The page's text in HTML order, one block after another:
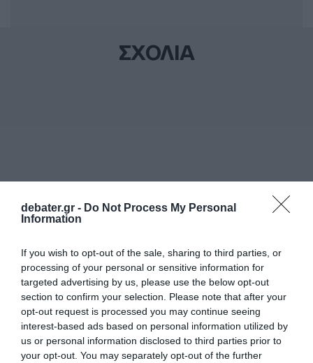
debater.gr - Do Not Process My Personal
Information
If you wish to opt-out of the sale, sharing to third parties, or
processing of your personal or sensitive information for
targeted advertising by us, please use the below opt-out
section to confirm your selection. Please note that after your
opt-out request is processed you may continue seeing
interest-based ads based on personal information utilized by
us or personal information disclosed to third parties prior to
your opt-out. You may separately opt-out of the further
ΣΧΟΛΙΑ